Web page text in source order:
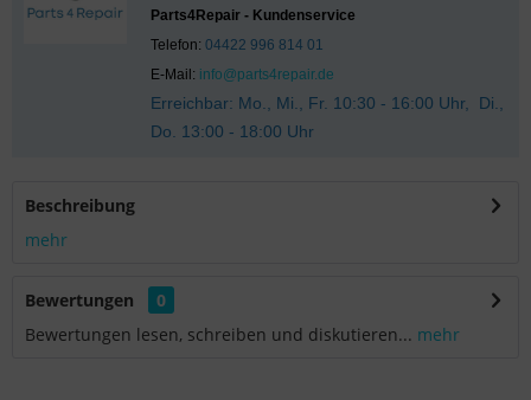
Parts4Repair - Kundenservice
Telefon: 04422 996 814 01
E-Mail: info@parts4repair.de
Erreichbar: Mo., Mi., Fr. 10:30 - 16:00 Uhr, Di.,
Do. 13:00 - 18:00 Uhr
Beschreibung
mehr
Bewertungen
0
Bewertungen lesen, schreiben und diskutieren... mehr